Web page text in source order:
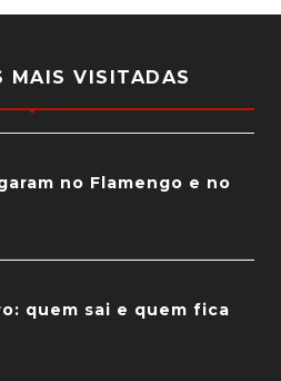
MAIS VISITADAS
no Flamengo e no
quem sai e quem fica